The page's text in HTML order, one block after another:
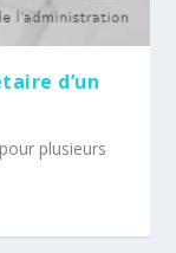
d’un
plusieurs